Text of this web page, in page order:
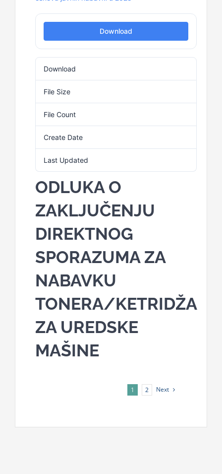
Download
Download
File Size
File Count
Create Date
Last Updated
ODLUKA O
ZAKLJUČENJU
DIREKTNOG
SPORAZUMA ZA
NABAVKU
TONERA/KETRIDŽA
ZA UREDSKE
MAŠINE
1 2 Next